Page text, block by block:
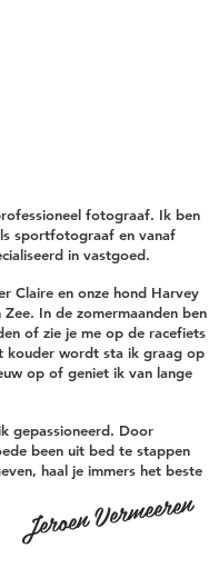
fotograaf. Ik ben
sportfotograaf en vanaf
in vastgoed.
Claire en onze hond Harvey
In de zomermaanden ben
of zie je me op de racefiets
kouder wordt sta ik graag op
op of geniet ik van lange
gepassioneerd. Door
been uit bed te stappen
haal je immers het beste
Jeroen Vermeeren